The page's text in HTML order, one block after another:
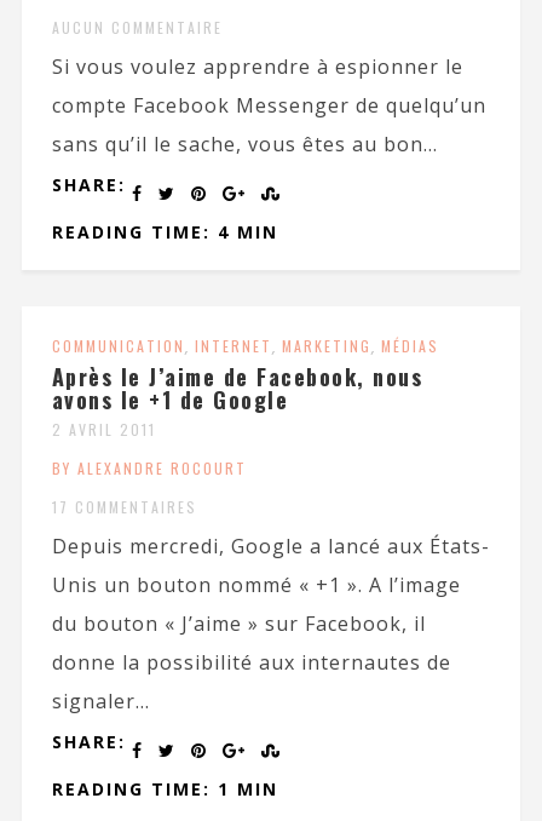
AUCUN COMMENTAIRE
Si vous voulez apprendre à espionner le
compte Facebook Messenger de quelqu’un
sans qu’il le sache, vous êtes au bon...
SHARE:
READING TIME: 4 MIN
COMMUNICATION, INTERNET, MARKETING, MÉDIAS
Après le J’aime de Facebook, nous
avons le +1 de Google
2 AVRIL 2011
BY ALEXANDRE ROCOURT
17 COMMENTAIRES
Depuis mercredi, Google a lancé aux États-
Unis un bouton nommé « +1 ». A l’image
du bouton « J’aime » sur Facebook, il
donne la possibilité aux internautes de
signaler...
SHARE:
READING TIME: 1 MIN